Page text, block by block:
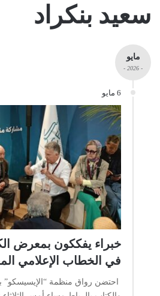
سعيد بنكراد
مايو
- 2026 -
6 مايو
خبراء يفككون بمعرض
في الخطاب الإعلامي
احتضن رواق منظمة “الإيسيسكو”